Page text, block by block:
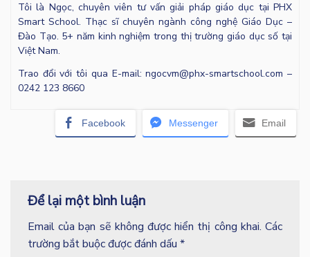
Tôi là Ngọc, chuyên viên tư vấn giải pháp giáo dục tại PHX
Smart School. Thạc sĩ chuyên ngành công nghệ Giáo Dục –
Đào Tạo. 5+ năm kinh nghiệm trong thị trường giáo dục số tại
Việt Nam.
Trao đổi với tôi qua E-mail: ngocvm@phx-smartschool.com –
0242 123 8660
Facebook Messenger Email
Để lại một bình luận
Email của bạn sẽ không được hiển thị công khai. Các
trường bắt buộc được đánh dấu *